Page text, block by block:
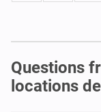
Questions
locations